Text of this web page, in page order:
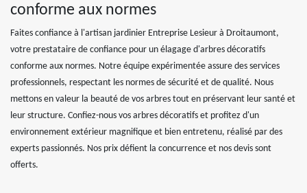
conforme aux normes
Faites confiance à l'artisan jardinier Entreprise Lesieur à Droitaumont,
votre prestataire de confiance pour un élagage d'arbres décoratifs
conforme aux normes. Notre équipe expérimentée assure des services
professionnels, respectant les normes de sécurité et de qualité. Nous
mettons en valeur la beauté de vos arbres tout en préservant leur santé et
leur structure. Confiez-nous vos arbres décoratifs et profitez d'un
environnement extérieur magnifique et bien entretenu, réalisé par des
experts passionnés. Nos prix défient la concurrence et nos devis sont
offerts.